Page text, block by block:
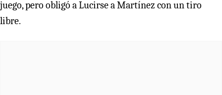
juego, pero obligó a Lucirse a Martínez con un tiro
libre.